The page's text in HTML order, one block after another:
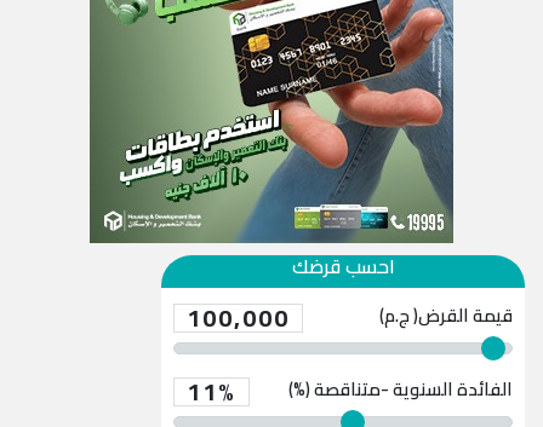
احسب قرضك
قيمة القرض( ج.م) 100,000
الفائدة السنوية -متناقصة (%) 11%